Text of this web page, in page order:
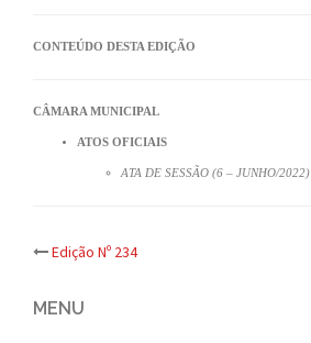
CONTEÚDO DESTA EDIÇÃO
CÂMARA MUNICIPAL
ATOS OFICIAIS
ATA DE SESSÃO (6 – JUNHO/2022)
Post
navigation
Edição Nº 234
MENU